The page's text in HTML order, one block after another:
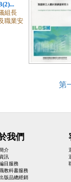
組長
職業安
第
我們
介
訊
目服務
教科書服務
版品總經銷